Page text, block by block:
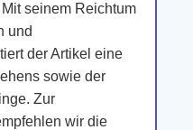
seinem Reichtum
und
der Artikel eine
sowie der
Zur
wir die